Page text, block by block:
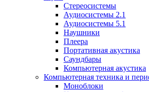
Стереосистемы
Аудиосистемы 2.1
Аудиосистемы 5.1
Наушники
Плеера
Портативная акустика
Саундбары
Компьютерная акустика
Компьютерная техника и
Моноблоки